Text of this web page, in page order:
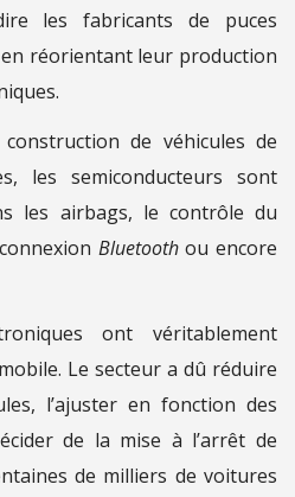
les fabricants de puces
réorientant leur production
de véhicules de
les semiconducteurs sont
les airbags, le contrôle du
Bluetoothou encore
ont véritablement
Le secteur a dû réduire
l’ajuster en fonction des
de la mise à l’arrêt de
de milliers de voitures